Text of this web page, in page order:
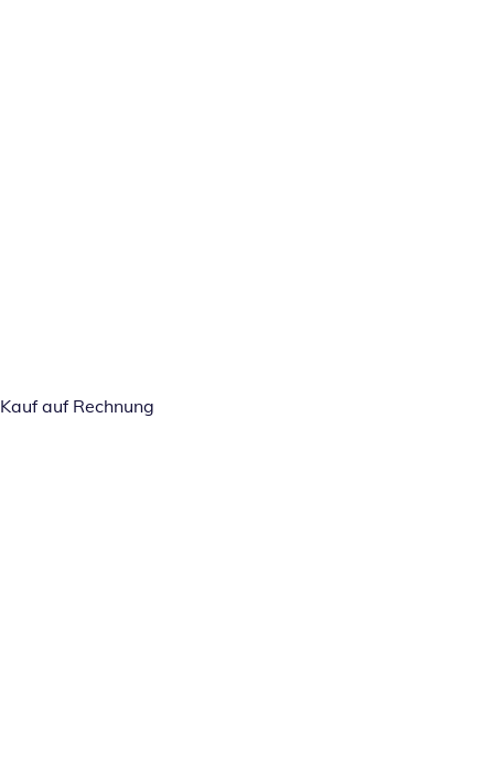
Kauf auf Rechnung